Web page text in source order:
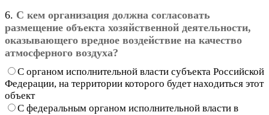
6. С кем организация должна согласовать
размещение объекта хозяйственной деятельности,
оказывающего вредное воздействие на качество
атмосферного воздуха?
С органом исполнительной власти субъекта Российской
Федерации, на территории которого будет находиться этот
объект
С федеральным органом исполнительной власти в